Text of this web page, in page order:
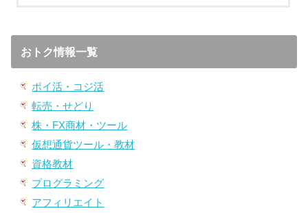
おトク情報一覧
ポイ活・コジ活
転売・せどり
株・FX商材・ツール
仮想通貨ツール・教材
資格教材
プログラミング
アフィリエイト